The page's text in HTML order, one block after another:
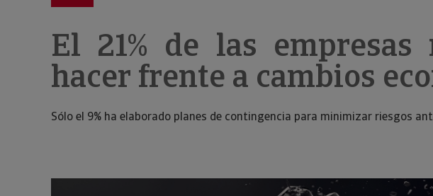
El 21% de las
hacer frente a cambios
Sólo el 9% ha elaborado planes de contingencia para minimizar riesgos